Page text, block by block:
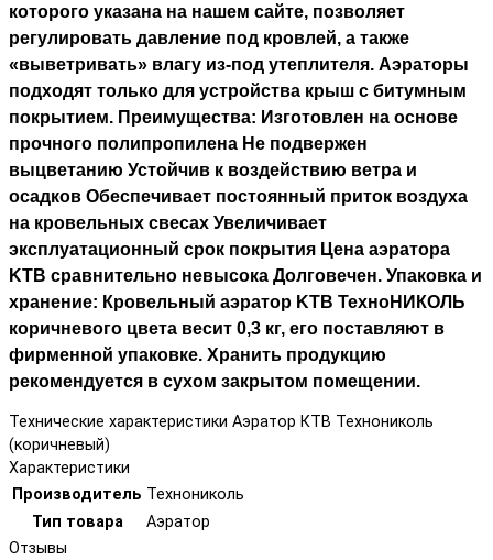
которого указана на нашем сайте, позволяет
регулировать давление под кровлей, а также
«выветривать» влагу из-под утеплителя. Аэраторы
подходят только для устройства крыш с битумным
покрытием. Преимущества: Изготовлен на основе
прочного полипропилена Не подвержен
выцветанию Устойчив к воздействию ветра и
осадков Обеспечивает постоянный приток воздуха
на кровельных свесах Увеличивает
эксплуатационный срок покрытия Цена аэратора
KTB сравнительно невысока Долговечен. Упаковка и
хранение: Кровельный аэратор KTB ТехноНИКОЛЬ
коричневого цвета весит 0,3 кг, его поставляют в
фирменной упаковке. Хранить продукцию
рекомендуется в сухом закрытом помещении.
Технические характеристики Аэратор КТВ Технониколь
(коричневый)
Характеристики
Производитель Технониколь
Тип товара
Аэратор
Отзывы